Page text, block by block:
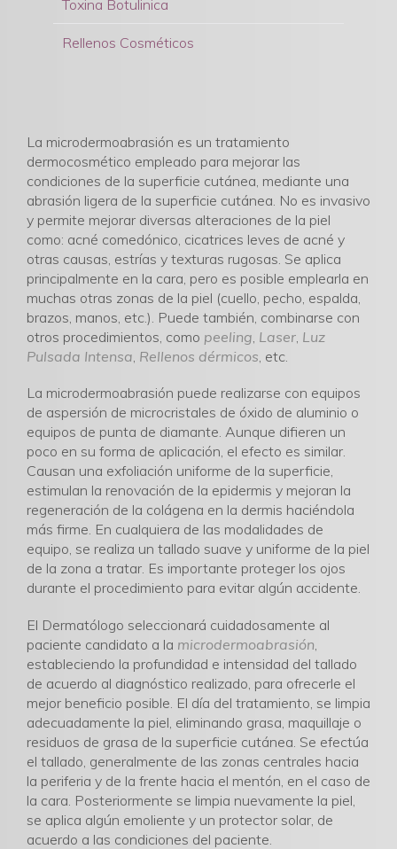
Toxina Botulinica
Rellenos Cosméticos
La microdermoabrasión es un tratamiento
dermocosmético empleado para mejorar las
condiciones de la superficie cutánea, mediante una
abrasión ligera de la superficie cutánea. No es invasivo
y permite mejorar diversas alteraciones de la piel
como: acné comedónico, cicatrices leves de acné y
otras causas, estrías y texturas rugosas. Se aplica
principalmente en la cara, pero es posible emplearla en
muchas otras zonas de la piel (cuello, pecho, espalda,
brazos, manos, etc.). Puede también, combinarse con
otros procedimientos, como peeling, Laser, Luz
Pulsada Intensa, Rellenos dérmicos, etc.
La microdermoabrasión puede realizarse con equipos
de aspersión de microcristales de óxido de aluminio o
equipos de punta de diamante. Aunque difieren un
poco en su forma de aplicación, el efecto es similar.
Causan una exfoliación uniforme de la superficie,
estimulan la renovación de la epidermis y mejoran la
regeneración de la colágena en la dermis haciéndola
más firme. En cualquiera de las modalidades de
equipo, se realiza un tallado suave y uniforme de la piel
de la zona a tratar. Es importante proteger los ojos
durante el procedimiento para evitar algún accidente.
El Dermatólogo seleccionará cuidadosamente al
paciente candidato a la microdermoabrasión
estableciendo la profundidad e intensidad del tallado
de acuerdo al diagnóstico realizado, para ofrecerle el
mejor beneficio posible. El día del tratamiento, se limpia
adecuadamente la piel, eliminando grasa, maquillaje o
residuos de grasa de la superficie cutánea. Se efectúa
el tallado, generalmente de las zonas centrales hacia
la periferia y de la frente hacia el mentón, en el caso de
la cara. Posteriormente se limpia nuevamente la piel,
se aplica algún emoliente y un protector solar, de
acuerdo a las condiciones del paciente.